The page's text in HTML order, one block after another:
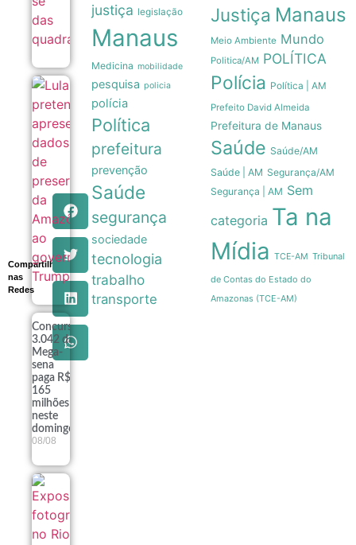
Compartilhe
nas
Redes
Lula
pretende
apresentar
dados de
preservação
Amazônia
ao governo
Trump
Concurso
3.042 da
Mega-
sena
paga R$
165
milhões
neste
domingo
08/08
justiça legislação
Manaus
Medicina mobilidade
pesquisa policia
polícia
Política
prefeitura
prevenção
Saúde
segurança
sociedade
tecnologia
trabalho
transporte
Justiça Manaus
Meio Ambiente Mundo
Politica/AM POLÍTICA
Polícia Política | AM
Prefeito David Almeida
Prefeitura de Manaus
Saúde Saúde/AM
Saúde | AM Segurança/AM
Segurança | AM Sem
categoria Ta na
Mídia TCE-AM Tribunal
de Contas do Estado do
Amazonas (TCE-AM)